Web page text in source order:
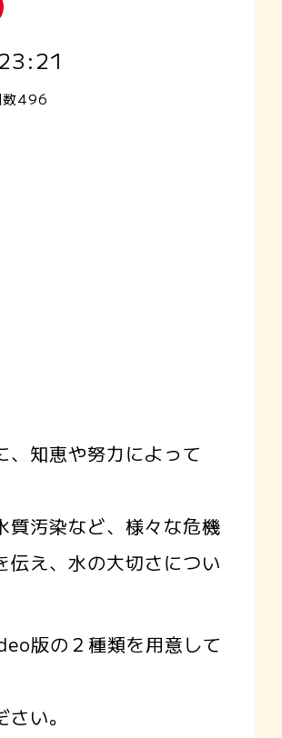
数496
知恵や努力によって
質汚染など、様々な危機
え、水の大切さについ
版の２種類を用意して
い。